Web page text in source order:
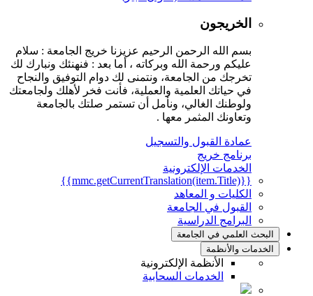
الخريجون
بسم الله الرحمن الرحيم عزيزنا خريج الجامعة : سلام
عليكم ورحمة الله وبركاته ، أما بعد : فنهنئك ونبارك لك
تخرجك من الجامعة، ونتمنى لك دوام التوفيق والنجاح
في حياتك العلمية والعملية، فأنت فخر لأهلك ولجامعتك
ولوطنك الغالي، ونأمل أن تستمر صلتك بالجامعة
وتعاونك المثمر معها .
عمادة القبول والتسجيل
برنامج خريج
الخدمات الإلكترونية
{{mmc.getCurrentTranslation(item.Title)}}
الكليات و المعاهد
القبول في الجامعة
البرامج الدراسية
البحث العلمي في الجامعة
الخدمات والأنظمة
الأنظمة الإلكترونية
الخدمات السحابية